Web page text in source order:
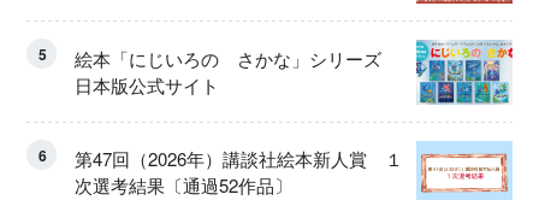
5
絵本「にじいろの さかな」シリーズ
日本版公式サイト
6
第47回（2026年）講談社絵本新人賞 １
次選考結果〔通過52作品〕